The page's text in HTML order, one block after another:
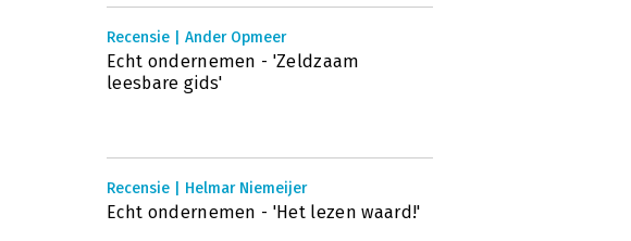
Recensie | Ander Opmeer
Echt ondernemen - 'Zeldzaam
leesbare gids'
Recensie | Helmar Niemeijer
Echt ondernemen - 'Het lezen waard!'